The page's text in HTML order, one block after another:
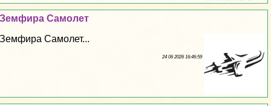
Земфира Самолет
Земфира Самолет...
24 06 2026 16:46:59